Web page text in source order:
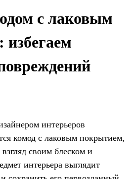
с лаковым
интерьеров
комод с лаковым покрытием,
своим блеском и
интерьера выглядит